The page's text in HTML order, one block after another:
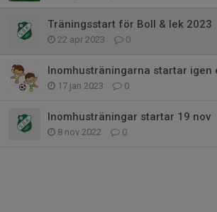
Träningsstart för Boll & lek 2023
22 apr 2023 0
Inomhusträningarna startar
17 jan 2023 0
Inomhusträningar startar 19 nov
8 nov 2022 0